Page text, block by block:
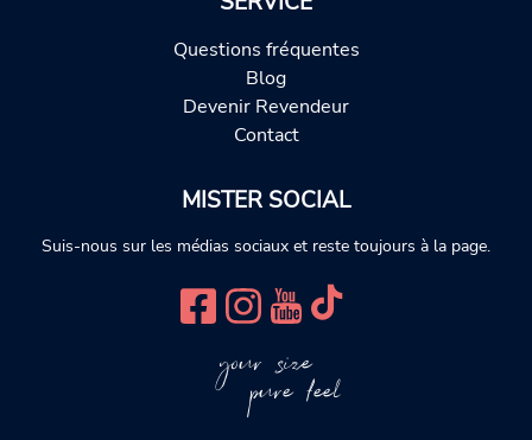
Questions fréquentes
Blog
Devenir Revendeur
Contact
MISTER SOCIAL
Suis-nous sur les médias sociaux et reste toujours à la page.
your size
pure feel